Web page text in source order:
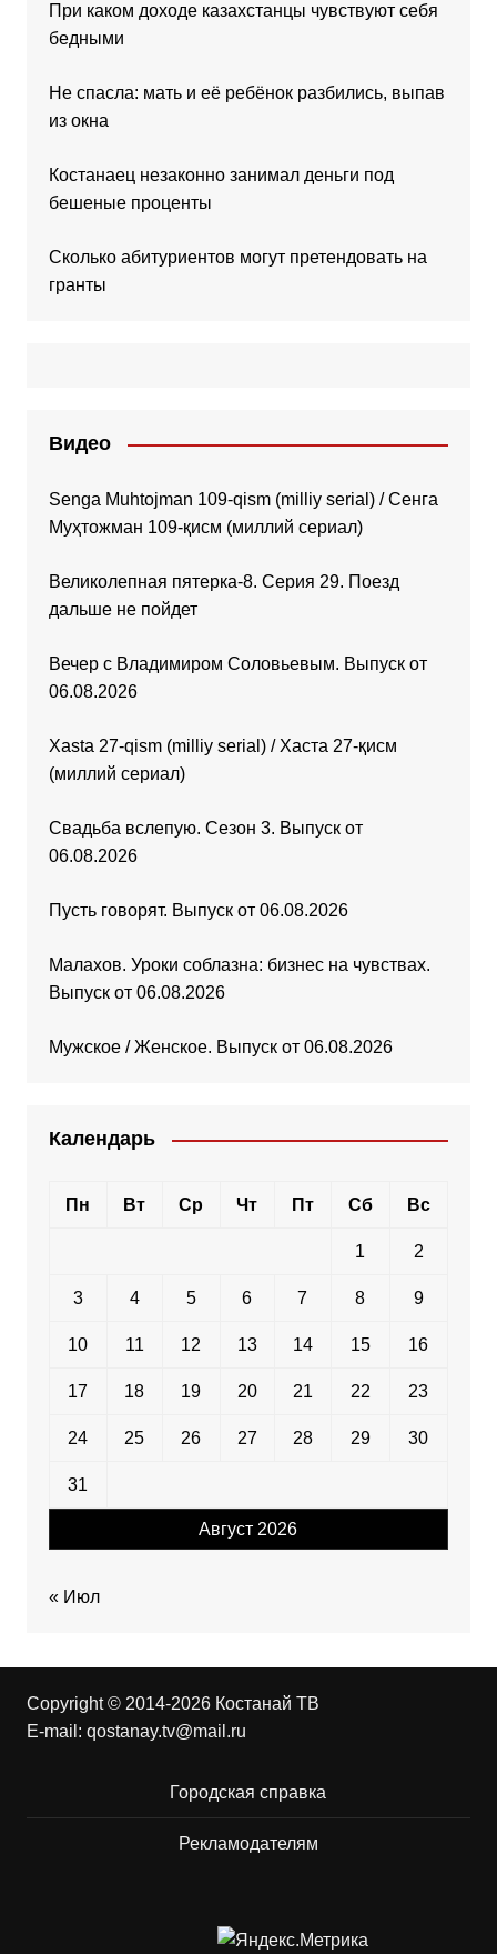
При каком доходе казахстанцы чувствуют себя
бедными
Не спасла: мать и её ребёнок разбились, выпав
из окна
Костанаец незаконно занимал деньги под
бешеные проценты
Сколько абитуриентов могут претендовать на
гранты
Видео
Senga Muhtojman 109-qism (milliy serial) / Сенга
Муҳтожман 109-қисм (миллий сериал)
Великолепная пятерка-8. Серия 29. Поезд
дальше не пойдет
Вечер с Владимиром Соловьевым. Выпуск от
06.08.2026
Xasta 27-qism (milliy serial) / Хаста 27-қисм
(миллий сериал)
Свадьба вслепую. Сезон 3. Выпуск от
06.08.2026
Пусть говорят. Выпуск от 06.08.2026
Малахов. Уроки соблазна: бизнес на чувствах.
Выпуск от 06.08.2026
Мужское / Женское. Выпуск от 06.08.2026
Календарь
Август 2026
Пн Вт Ср Чт Пт Сб Вс
1 2
3 4 5 6 7 8 9
10 11 12 13 14 15 16
17 18 19 20 21 22 23
24 25 26 27 28 29 30
31
« Июл
Copyright © 2014-2026 Костанай ТВ
E-mail: qostanay.tv@mail.ru
Городская справка
Рекламодателям